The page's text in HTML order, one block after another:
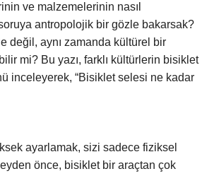
ve malzemelerinin nasıl
antropolojik bir gözle bakarsak?
değil, aynı zamanda kültürel bir
mi? Bu yazı, farklı kültürlerin bisiklet
inceleyerek, “Bisiklet selesi ne kadar
ayarlamak, sizi sadece fiziksel
önce, bisiklet bir araçtan çok